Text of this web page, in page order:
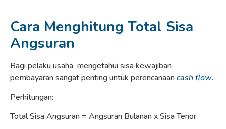
Cara Menghitung Total Sisa
Angsuran
Bagi pelaku usaha, mengetahui sisa kewajiban
pembayaran sangat penting untuk perencanaancash flow.
Perhitungan:
Total Sisa Angsuran = Angsuran Bulanan x Sisa Tenor